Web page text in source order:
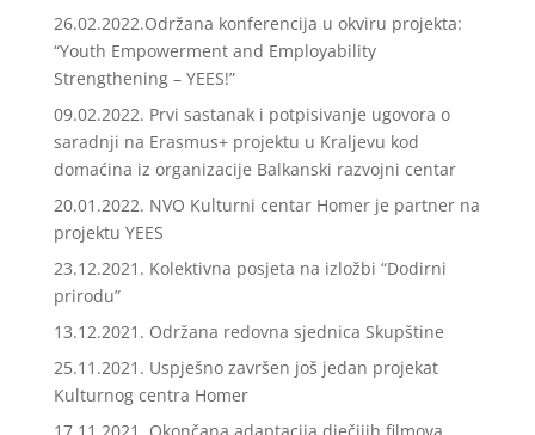
26.02.2022.Održana konferencija u okviru projekta:
“Youth Empowerment and Employability
Strengthening – YEES!”
09.02.2022. Prvi sastanak i potpisivanje ugovora o
saradnji na Erasmus+ projektu u Kraljevu kod
domaćina iz organizacije Balkanski razvojni centar
20.01.2022. NVO Kulturni centar Homer je partner na
projektu YEES
23.12.2021. Kolektivna posjeta na izložbi “Dodirni
prirodu”
13.12.2021. Održana redovna sjednica Skupštine
25.11.2021. Uspješno završen još jedan projekat
Kulturnog centra Homer